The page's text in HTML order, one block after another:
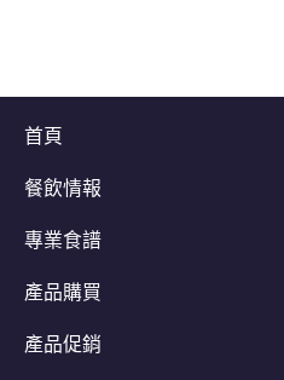
首頁
餐飲情報
專業食譜
產品購買
產品促銷